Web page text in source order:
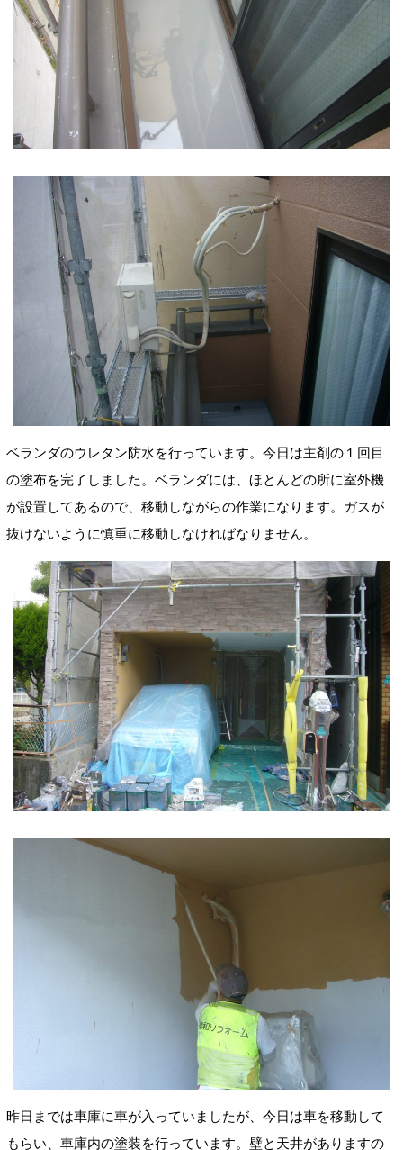
ベランダのウレタン防水を行っています。今日は主剤の１回目
の塗布を完了しました。ベランダには、ほとんどの所に室外機
が設置してあるので、移動しながらの作業になります。ガスが
抜けないように慎重に移動しなければなりません。
昨日までは車庫に車が入っていましたが、今日は車を移動して
もらい、車庫内の塗装を行っています。壁と天井がありますの